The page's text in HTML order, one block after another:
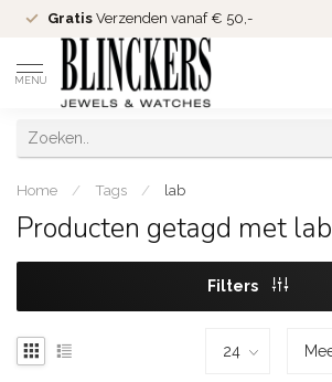
Gratis Verzenden vanaf € 50,-
MENU
Home / Tags / lab
Producten getagd met lab
Filters